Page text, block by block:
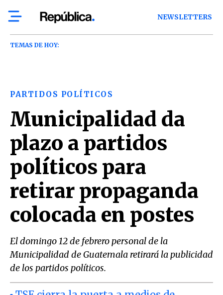
NEWSLETTERS
TEMAS DE HOY:
PARTIDOS POLÍTICOS
Municipalidad da
plazo a partidos
políticos para
retirar propaganda
colocada en postes
El domingo 12 de febrero personal de la
Municipalidad de Guatemala retirará la publicidad
de los partidos políticos.